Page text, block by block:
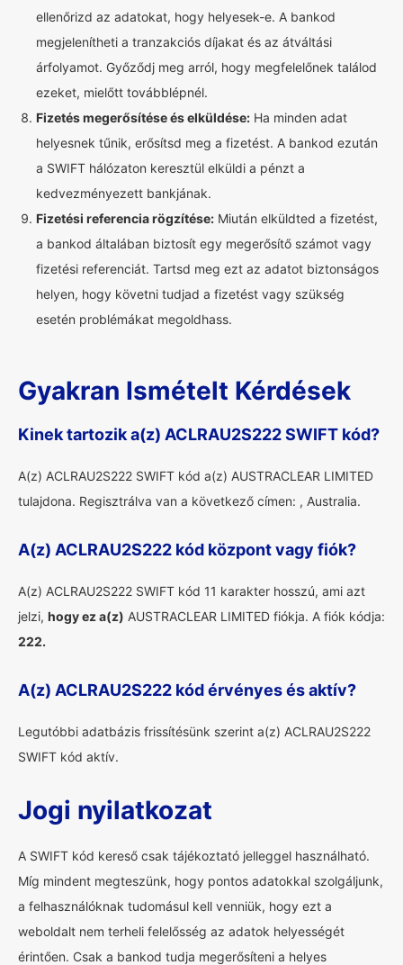
ellenőrizd az adatokat, hogy helyesek-e. A bankod
megjelenítheti a tranzakciós díjakat és az átváltási
árfolyamot. Győződj meg arról, hogy megfelelőnek találod
ezeket, mielőtt továbblépnél.
Fizetés megerősítése és elküldése: Ha minden adat
helyesnek tűnik, erősítsd meg a fizetést. A bankod ezután
a SWIFT hálózaton keresztül elküldi a pénzt a
kedvezményezett bankjának.
Fizetési referencia rögzítése: Miután elküldted a fizetést,
a bankod általában biztosít egy megerősítő számot vagy
fizetési referenciát. Tartsd meg ezt az adatot biztonságos
helyen, hogy követni tudjad a fizetést vagy szükség
esetén problémákat megoldhass.
Gyakran Ismételt Kérdések
Kinek tartozik a(z) ACLRAU2S222 SWIFT kód?
A(z) ACLRAU2S222 SWIFT kód a(z) AUSTRACLEAR LIMITED
tulajdona. Regisztrálva van a következő címen: , Australia.
A(z) ACLRAU2S222 kód központ vagy fiók?
A(z) ACLRAU2S222 SWIFT kód 11 karakter hosszú, ami azt
jelzi, hogy ez a(z) AUSTRACLEAR LIMITED fiókja. A fiók kódja:
222.
A(z) ACLRAU2S222 kód érvényes és aktív?
Legutóbbi adatbázis frissítésünk szerint a(z) ACLRAU2S222
SWIFT kód aktív.
Jogi nyilatkozat
A SWIFT kód kereső csak tájékoztató jelleggel használható.
Míg mindent megteszünk, hogy pontos adatokkal szolgáljunk,
a felhasználóknak tudomásul kell venniük, hogy ezt a
weboldalt nem terheli felelősség az adatok helyességét
érintően. Csak a bankod tudja megerősíteni a helyes